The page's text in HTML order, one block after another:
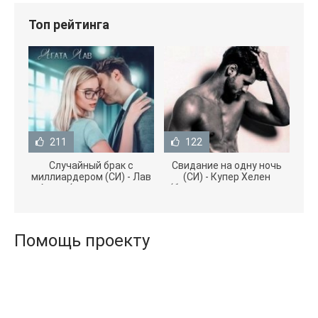
Топ рейтинга
211
Случайный брак с
миллиардером (СИ) - Лав
Агата (полная версия
122
Свидание на одну ночь
(СИ) - Купер Хелен
(бесплатные серии книг
Помощь проекту